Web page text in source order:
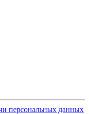
персональных данных